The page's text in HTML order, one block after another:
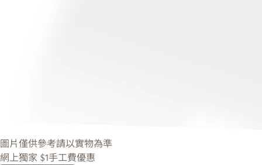
圖片僅供參考請以實物為準
網上獨家 $1手工費優惠